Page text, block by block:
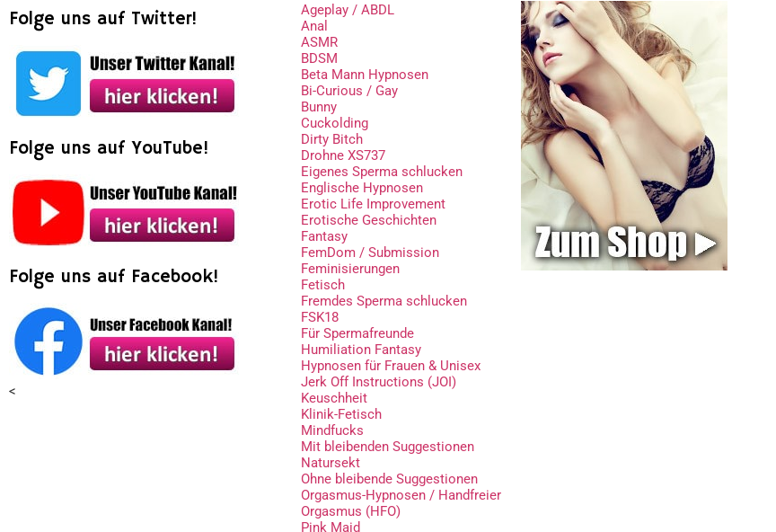
Folge uns auf Twitter!
Folge uns auf YouTube!
Folge uns auf Facebook!
<
Ageplay / ABDL
Anal
ASMR
BDSM
Beta Mann Hypnosen
Bi-Curious / Gay
Bunny
Cuckolding
Dirty Bitch
Drohne XS737
Eigenes Sperma schlucken
Englische Hypnosen
Erotic Life Improvement
Erotische Geschichten
Fantasy
FemDom / Submission
Feminisierungen
Fetisch
Fremdes Sperma schlucken
FSK18
Für Spermafreunde
Humiliation Fantasy
Hypnosen für Frauen & Unisex
Jerk Off Instructions (JOI)
Keuschheit
Klinik-Fetisch
Mindfucks
Mit bleibenden Suggestionen
Natursekt
Ohne bleibende Suggestionen
Orgasmus-Hypnosen / Handfreier
Orgasmus (HFO)
Pink Maid